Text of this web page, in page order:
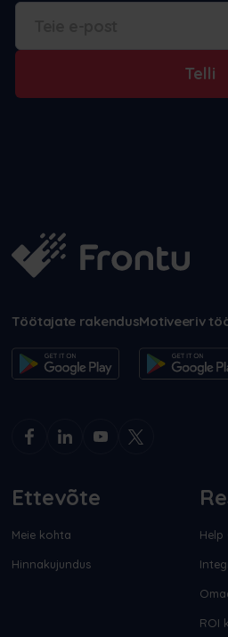
Telli
Töötajate rakendusMotiveeriv
Ettevõte
Meie kohta
Hinnakujundus
Help
ROI